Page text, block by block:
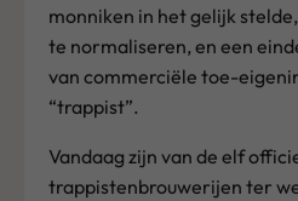
monniken in het gelijk
te normaliseren, en een
van commerciële toe-
“trappist”.
Vandaag zijn van de elf
trappistenbrouwerijen ter